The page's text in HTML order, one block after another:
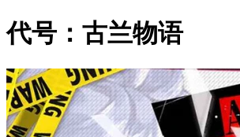
代号：古兰物语